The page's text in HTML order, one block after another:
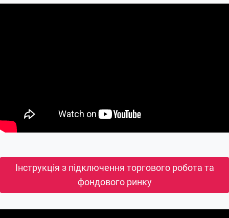
Інструкція з підключення торгового робота та
фондового ринку